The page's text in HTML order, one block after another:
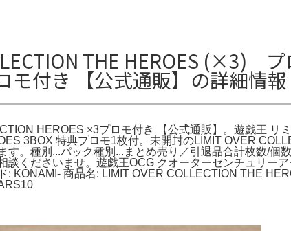
THE HEROES (×3) プ
モ付き 【公式通販】の詳細情報
HEROES ×3プロモ付き 【公式通販】。遊戯王
3BOX 特典プロモ1枚付。未開封のLIMIT OVER
す。種別...パック種別...まとめ売り／引退品合計枚数/
談くださいませ。遊戯王OCG クオーターセンチュリー
: KONAMI- 商品名: LIMIT OVER COLLECTION THE